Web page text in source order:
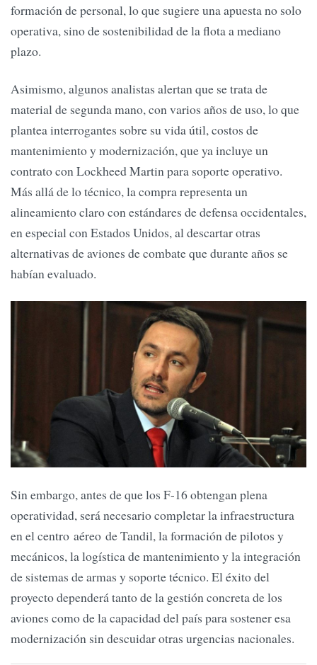
formación de personal, lo que sugiere una apuesta no solo
operativa, sino de sostenibilidad de la flota a mediano
plazo.
Asimismo, algunos analistas alertan que se trata de
material de segunda mano, con varios años de uso, lo que
plantea interrogantes sobre su vida útil, costos de
mantenimiento y modernización, que ya incluye un
contrato con Lockheed Martin para soporte operativo.
Más allá de lo técnico, la compra representa un
alineamiento claro con estándares de defensa occidentales,
en especial con Estados Unidos, al descartar otras
alternativas de aviones de combate que durante años se
habían evaluado.
Sin embargo, antes de que los F-16 obtengan plena
operatividad, será necesario completar la infraestructura
en el centro aéreo de Tandil, la formación de pilotos y
mecánicos, la logística de mantenimiento y la integración
de sistemas de armas y soporte técnico. El éxito del
proyecto dependerá tanto de la gestión concreta de los
aviones como de la capacidad del país para sostener esa
modernización sin descuidar otras urgencias nacionales.